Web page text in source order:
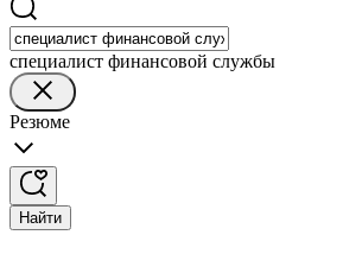
специалист финансовой службы
Резюме
Найти